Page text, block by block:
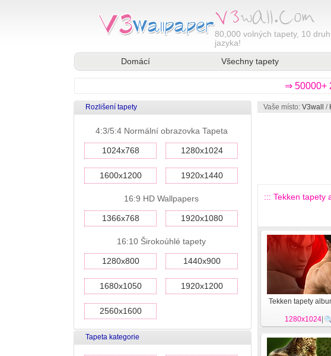
80,000 volných tapety, 10
jazyka!
Domácí Všechny tapety
⇒ 50000+
Rozlišení tapety
4:3/5:4 Normální obrazovka Tapeta
1024x768 1280x1024
1600x1200 1920x1440
16:9 HD Wallpapers
1366x768 1920x1080
16:10 Širokoúhlé tapety
1280x800 1440x900
1680x1050 1920x1200
2560x1600
Tapeta kategorie
Vaše místo: V3wall /
::: Tekken tapety
Tekken tapety
1280x1024|